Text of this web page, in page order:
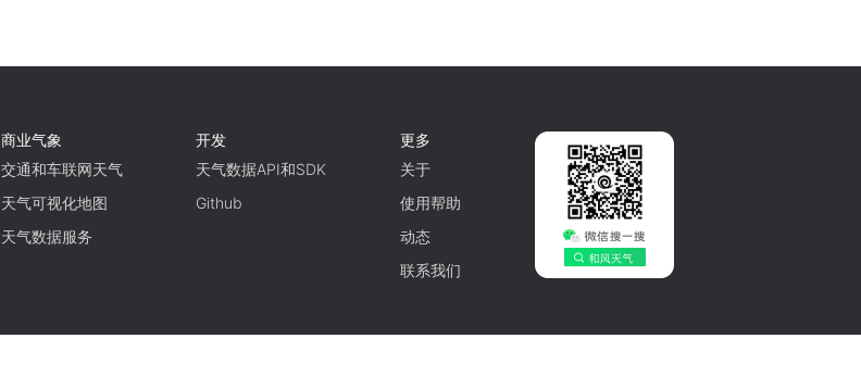
商业气象
交通和车联网天气
天气可视化地图
天气数据服务
开发
天气数据API和SDK
Github
更多
关于
使用帮助
动态
联系我们